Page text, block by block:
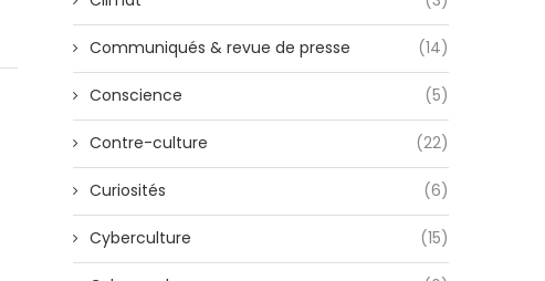
Communiqués & revue de presse (14)
Conscience (5)
Contre-culture (22)
Curiosités (6)
Cyberculture (15)